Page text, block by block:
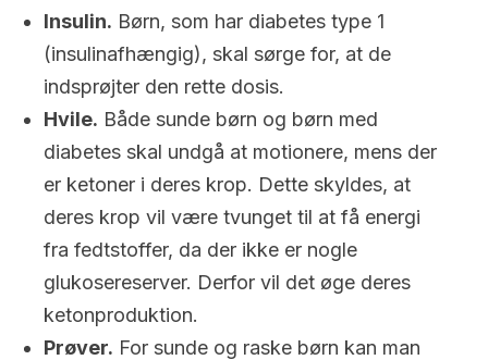
Insulin. Børn, som har diabetes type 1
(insulinafhængig), skal sørge for, at de
indsprøjter den rette dosis.
Hvile. Både sunde børn og børn med
diabetes skal undgå at motionere, mens der
er ketoner i deres krop. Dette skyldes, at
deres krop vil være tvunget til at få energi
fra fedtstoffer, da der ikke er nogle
glukosereserver. Derfor vil det øge deres
ketonproduktion.
Prøver. For sunde og raske børn kan man